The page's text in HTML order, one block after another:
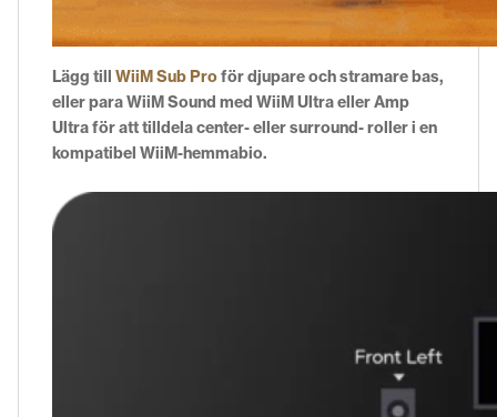
Lägg till WiiM Sub Proför djupare och stramare bas,
eller para WiiM Sound med WiiM UltraellerAmp
Ultraför att tilldelacenter-ellersurround-roller i en
kompatibel WiiM-hemmabio.